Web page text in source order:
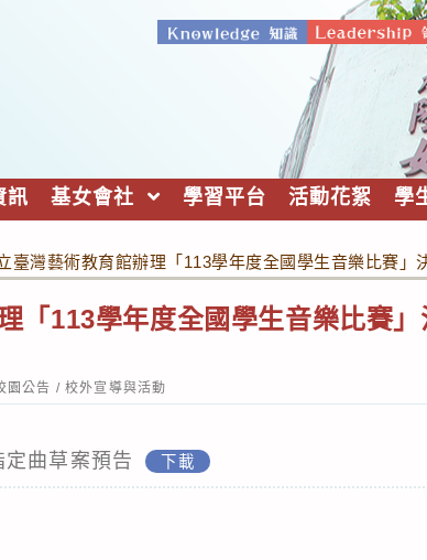
訊 基女會社 學習平台 活動花絮 學
臺灣藝術教育館辦理「113學年度全國學生音樂比賽」
「113學年度全國學生音樂比賽
園公告 / 校外宣導與活動
曲草案預告 下載